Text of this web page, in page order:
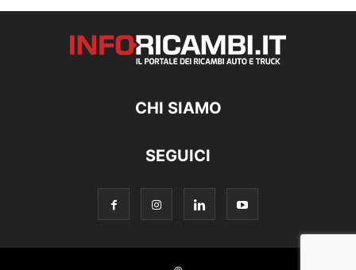
CHI SIAMO
SEGUICI